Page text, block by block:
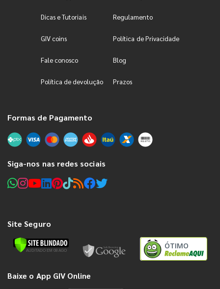
Dicas e Tutoriais Regulamento
GIV coins Política de Privacidade
Fale conosco Blog
Política de devolução Prazos
Formas de Pagamento
Siga-nos nas redes sociais
Site Seguro
ÓTIMO
Baixe o App GIV Online